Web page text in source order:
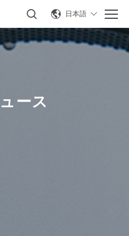
日本語
ース